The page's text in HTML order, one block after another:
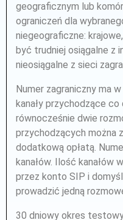
geograficznym lub
ograniczeń dla
niegeograficzne:
być trudniej osiągalne z
nieosiągalne z sieci
Numer zagraniczny ma
kanały przychodzące
równocześnie dwie
przychodzących można
dodatkową opłatą.
kanałów. Ilość kanałów
przez konto SIP i
prowadzić jedną
30 dniowy okres